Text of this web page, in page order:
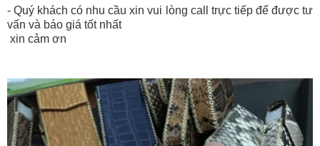
- Quý khách có nhu cầu xin vui lòng call trực tiếp để được tư
vấn và báo giá tốt nhất
xin cảm ơn